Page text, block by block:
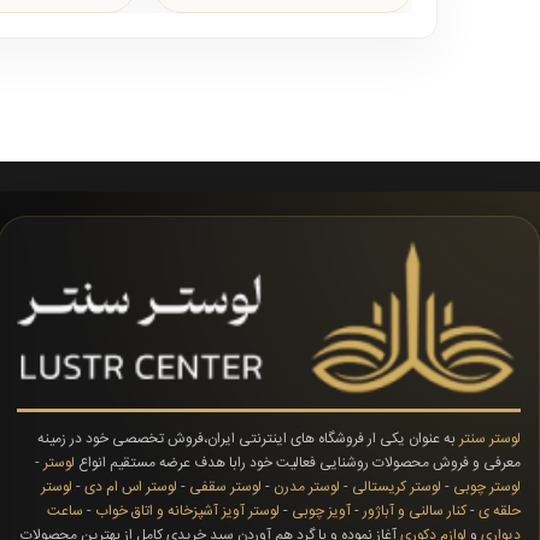
لوستر سنتربه عنوان یکی ار فروشگاه های اینترنتی ایران،فروش تخصصی خود در زمینه
معرفی و فروش محصولات روشنایی فعالیت خود رابا هدف عرضه مستقیم انواع لوستر-
لوستر چوبی - لوستر کریستالی - لوستر مدرن - لوستر سقفی - لوستر اس ام دی- لوستر
حلقه ی-کنار سالنی و آباژور-آویز چوبی - لوستر آویز آشپزخانه و اتاق خواب - ساعت